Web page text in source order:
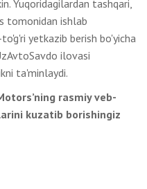
Yuqoridagilardan tashqari,
tomonidan ishlab
yetkazib berish bo'yicha
ilovasi
ta'minlaydi.
rasmiy veb-
kuzatib borishingiz